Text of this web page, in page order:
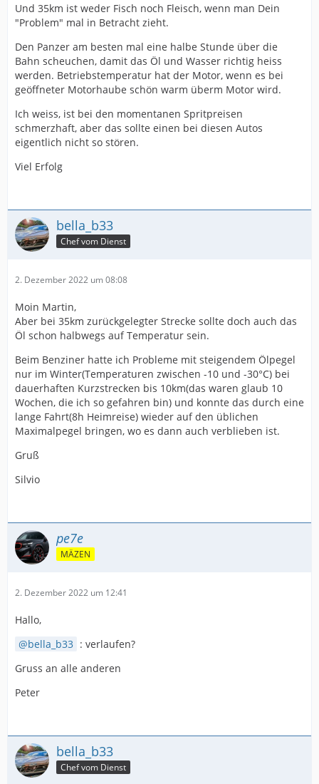
Und 35km ist weder Fisch noch Fleisch, wenn man Dein
"Problem" mal in Betracht zieht.
Den Panzer am besten mal eine halbe Stunde über die
Bahn scheuchen, damit das Öl und Wasser richtig heiss
werden. Betriebstemperatur hat der Motor, wenn es bei
geöffneter Motorhaube schön warm überm Motor wird.
Ich weiss, ist bei den momentanen Spritpreisen
schmerzhaft, aber das sollte einen bei diesen Autos
eigentlich nicht so stören.
Viel Erfolg
bella_b33
Chef vom Dienst
2. Dezember 2022 um 08:08
Moin Martin,
Aber bei 35km zurückgelegter Strecke sollte doch auch das
Öl schon halbwegs auf Temperatur sein.
Beim Benziner hatte ich Probleme mit steigendem Ölpegel
nur im Winter(Temperaturen zwischen -10 und -30°C) bei
dauerhaften Kurzstrecken bis 10km(das waren glaub 10
Wochen, die ich so gefahren bin) und konnte das durch eine
lange Fahrt(8h Heimreise) wieder auf den üblichen
Maximalpegel bringen, wo es dann auch verblieben ist.
Gruß
Silvio
pe7e
MÄZEN
2. Dezember 2022 um 12:41
Hallo,
bella_b33 : verlaufen?
Gruss an alle anderen
Peter
bella_b33
Chef vom Dienst